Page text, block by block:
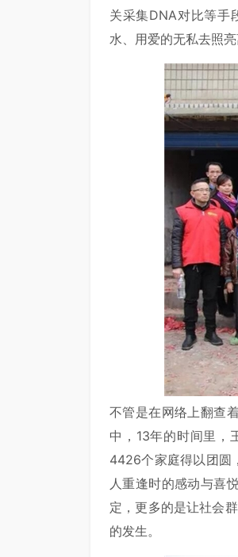
关采集DNA对比等手
水、用爱的无私去照
不管是在网络上翻查
中，13年的时间里，
4426个家庭得以团圆
人重逢时的感动与喜
定，更多的是让社会
的发生。